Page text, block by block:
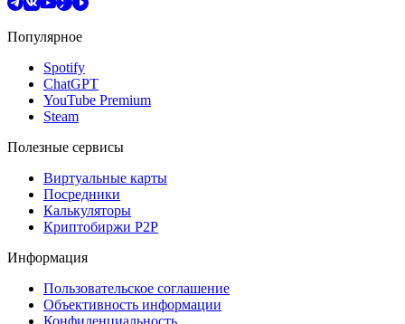
Популярное
Spotify
ChatGPT
YouTube Premium
Steam
Полезные сервисы
Виртуальные карты
Посредники
Калькуляторы
Криптобиржи P2P
Информация
Пользовательское соглашение
Объективность информации
Конфиденциальность